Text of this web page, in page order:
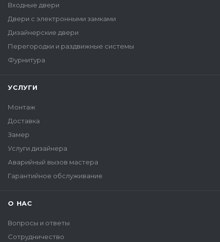
Входные двери
Двери с электронными замками
Дизайнерские двери
Перегородки и раздвижные системы
Фурнитура
УСЛУГИ
Монтаж
Доставка
Замер
Услуги дизайнера
Аварийный вызов мастера
Гарантийное обслуживание
О НАС
Вопросы и ответы
Сотрудничество